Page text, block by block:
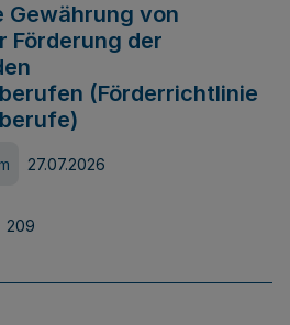
Gewährung von
Förderung der
(Förderrichtlinie
27.07.2026
209